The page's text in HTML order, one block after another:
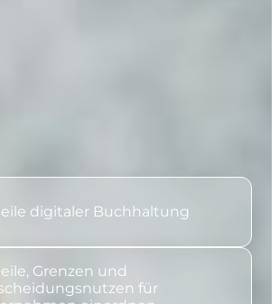
digitaler Buchhaltung
Grenzen und
für